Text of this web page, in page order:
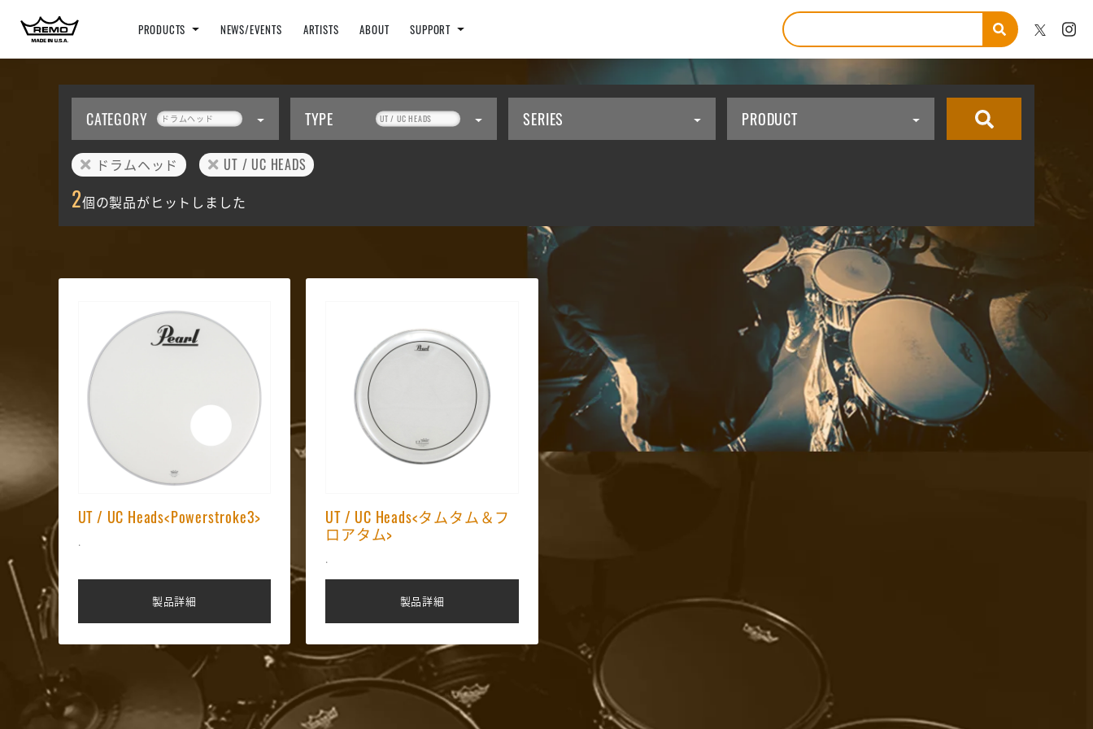
PRODUCTS NEWS/EVENTS ARTISTS ABOUT SUPPORT
CATEGORY ドラムヘッド TYPE UT / UC HEADS SERIES PRODUCT
ドラムヘッド UT / UC HEADS
2個の製品がヒットしました
UT / UC Heads<Powerstroke3>
.
製品詳細
UT / UC Heads<タムタム＆フ
ロアタム>
.
製品詳細